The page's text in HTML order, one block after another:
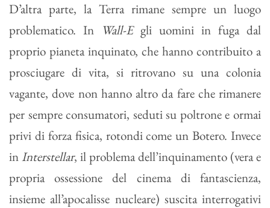
D’altra parte, la Terra rimane sempre un luogo
problematico. In Wall-E gli uomini in fuga dal
proprio pianeta inquinato, che hanno contribuito a
prosciugare di vita, si ritrovano su una colonia
vagante, dove non hanno altro da fare che rimanere
per sempre consumatori, seduti su poltrone e ormai
privi di forza fisica, rotondi come un Botero. Invece
inInterstellar, il problema dell’inquinamento (vera e
propria ossessione del cinema di fantascienza,
insieme all’apocalisse nucleare) suscita interrogativi